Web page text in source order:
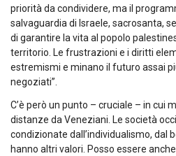
priorità da condividere, ma il
salvaguardia di Israele, sacrosanta,
di garantire la vita al popolo
territorio. Le frustrazioni e i diritti
estremismi e minano il futuro assai
negoziati”.
C’è però un punto – cruciale – in cui
distanze da Veneziani. Le società
condizionate dall’individualismo, dal
hanno altri valori. Posso essere